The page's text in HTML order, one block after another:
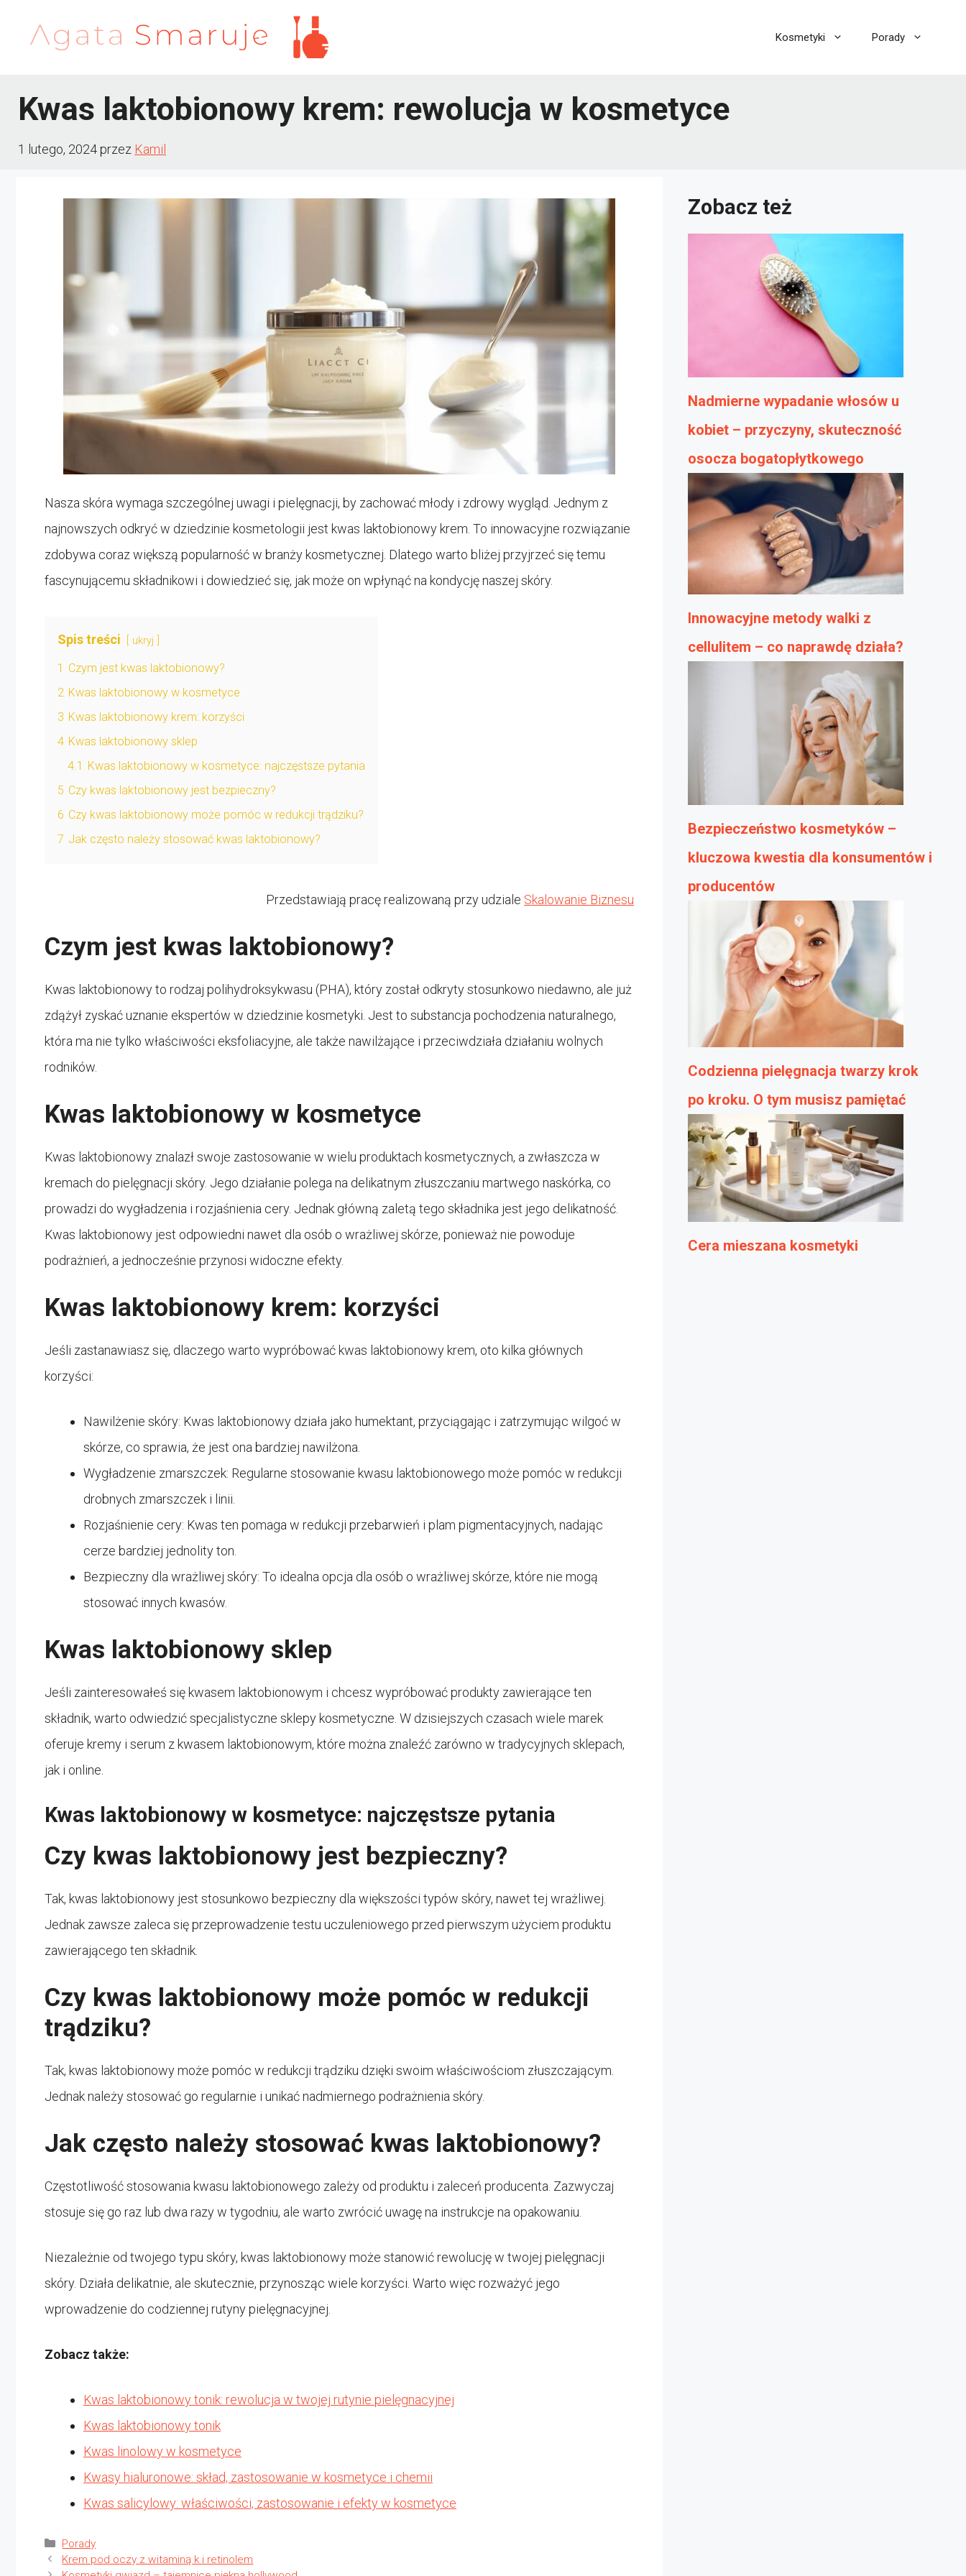
Kosmetyki Porady
Kwas laktobionowy krem: rewolucja w kosmetyce
1 lutego, 2024przez Kamil
Nasza skóra wymaga szczególnej uwagi i pielęgnacji, by zachować młody i zdrowy wygląd. Jednym z
najnowszych odkryć w dziedzinie kosmetologii jest kwas laktobionowy krem. To innowacyjne rozwiązanie
zdobywa coraz większą popularność w branży kosmetycznej. Dlatego warto bliżej przyjrzeć się temu
fascynującemu składnikowi i dowiedzieć się, jak może on wpłynąć na kondycję naszej skóry.
Spis treści ukryj
1 Czym jest kwas laktobionowy?
2 Kwas laktobionowy w kosmetyce
3 Kwas laktobionowy krem: korzyści
4 Kwas laktobionowy sklep
4.1 Kwas laktobionowy w kosmetyce: najczęstsze pytania
5 Czy kwas laktobionowy jest bezpieczny?
6 Czy kwas laktobionowy może pomóc w redukcji trądziku?
7 Jak często należy stosować kwas laktobionowy?
Przedstawiają pracę realizowaną przy udziale Skalowanie Biznesu
Czym jest kwas laktobionowy?
Kwas laktobionowy to rodzaj polihydroksykwasu (PHA), który został odkryty stosunkowo niedawno, ale już
zdążył zyskać uznanie ekspertów w dziedzinie kosmetyki. Jest to substancja pochodzenia naturalnego,
która ma nie tylko właściwości eksfoliacyjne, ale także nawilżające i przeciwdziała działaniu wolnych
rodników.
Kwas laktobionowy w kosmetyce
Kwas laktobionowy znalazł swoje zastosowanie w wielu produktach kosmetycznych, a zwłaszcza w
kremach do pielęgnacji skóry. Jego działanie polega na delikatnym złuszczaniu martwego naskórka, co
prowadzi do wygładzenia i rozjaśnienia cery. Jednak główną zaletą tego składnika jest jego delikatność.
Kwas laktobionowy jest odpowiedni nawet dla osób o wrażliwej skórze, ponieważ nie powoduje
podrażnień, a jednocześnie przynosi widoczne efekty.
Kwas laktobionowy krem: korzyści
Jeśli zastanawiasz się, dlaczego warto wypróbować kwas laktobionowy krem, oto kilka głównych
korzyści:
Nawilżenie skóry: Kwas laktobionowy działa jako humektant, przyciągając i zatrzymując wilgoć w
skórze, co sprawia, że jest ona bardziej nawilżona.
Wygładzenie zmarszczek: Regularne stosowanie kwasu laktobionowego może pomóc w redukcji
drobnych zmarszczek i linii.
Rozjaśnienie cery: Kwas ten pomaga w redukcji przebarwień i plam pigmentacyjnych, nadając
cerze bardziej jednolity ton.
Bezpieczny dla wrażliwej skóry: To idealna opcja dla osób o wrażliwej skórze, które nie mogą
stosować innych kwasów.
Kwas laktobionowy sklep
Jeśli zainteresowałeś się kwasem laktobionowym i chcesz wypróbować produkty zawierające ten
składnik, warto odwiedzić specjalistyczne sklepy kosmetyczne. W dzisiejszych czasach wiele marek
oferuje kremy i serum z kwasem laktobionowym, które można znaleźć zarówno w tradycyjnych sklepach,
jak i online.
Kwas laktobionowy w kosmetyce: najczęstsze pytania
Czy kwas laktobionowy jest bezpieczny?
Tak, kwas laktobionowy jest stosunkowo bezpieczny dla większości typów skóry, nawet tej wrażliwej.
Jednak zawsze zaleca się przeprowadzenie testu uczuleniowego przed pierwszym użyciem produktu
zawierającego ten składnik.
Czy kwas laktobionowy może pomóc w redukcji
trądziku?
Tak, kwas laktobionowy może pomóc w redukcji trądziku dzięki swoim właściwościom złuszczającym.
Jednak należy stosować go regularnie i unikać nadmiernego podrażnienia skóry.
Jak często należy stosować kwas laktobionowy?
Częstotliwość stosowania kwasu laktobionowego zależy od produktu i zaleceń producenta. Zazwyczaj
stosuje się go raz lub dwa razy w tygodniu, ale warto zwrócić uwagę na instrukcje na opakowaniu.
Niezależnie od twojego typu skóry, kwas laktobionowy może stanowić rewolucję w twojej pielęgnacji
skóry. Działa delikatnie, ale skutecznie, przynosząc wiele korzyści. Warto więc rozważyć jego
wprowadzenie do codziennej rutyny pielęgnacyjnej.
Zobacz także:
Kwas laktobionowy tonik: rewolucja w twojej rutynie pielęgnacyjnej
Kwas laktobionowy tonik
Kwas linolowy w kosmetyce
Kwasy hialuronowe: skład, zastosowanie w kosmetyce i chemii
Kwas salicylowy: właściwości, zastosowanie i efekty w kosmetyce
Kategorie
Porady
Krem pod oczy z witaminą k i retinolem
Zobacz też
Nadmierne wypadanie włosów u
kobiet – przyczyny, skuteczność
osocza bogatopłytkowego
Innowacyjne metody walki z
cellulitem – co naprawdę działa?
Bezpieczeństwo kosmetyków –
kluczowa kwestia dla konsumentów i
producentów
Codzienna pielęgnacja twarzy krok
po kroku. O tym musisz pamiętać
Cera mieszana kosmetyki